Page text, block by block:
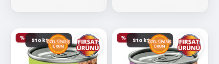
Stokta yok
% 15 Stokta yok
% 15